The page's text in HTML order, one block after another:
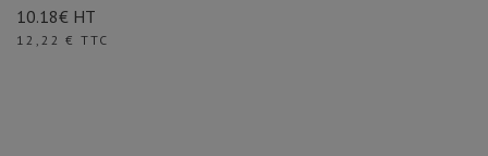
10.18€ HT
Prix
12,22 € TTC